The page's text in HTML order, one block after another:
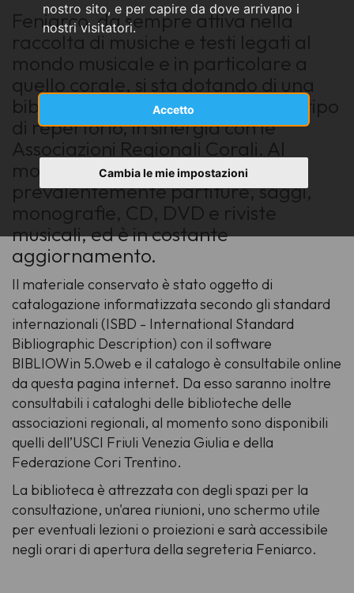
nostro sito, e per capire da dove arrivano i
nostri visitatori.
Accetto
Cambia le mie impostazioni
Feniarco, da sempre attiva nella
raccolta di musiche e testi legati al
mondo musicale e in particolare a
quello corale, si sta dotando di una
biblioteca specializzata su questo tipo
di repertorio, in sinergia con le
Associazioni Regionali Corali. Al
momento essa conserva
prevalentemente partiture, saggi,
monografie, CD, DVD e riviste
musicali, ed è in costante
aggiornamento.
Il materiale conservato è stato oggetto di
catalogazione informatizzata secondo gli standard
internazionali (ISBD - International Standard
Bibliographic Description) con il software
BIBLIOWin 5.0web e il catalogo è consultabile online
da questa pagina internet. Da esso saranno inoltre
consultabili i cataloghi delle biblioteche delle
associazioni regionali, al momento sono disponibili
quelli dell’USCI Friuli Venezia Giulia e della
Federazione Cori Trentino.
La biblioteca è attrezzata con degli spazi per la
consultazione, un'area riunioni, uno schermo utile
per eventuali lezioni o proiezioni e sarà accessibile
negli orari di apertura della segreteria Feniarco.